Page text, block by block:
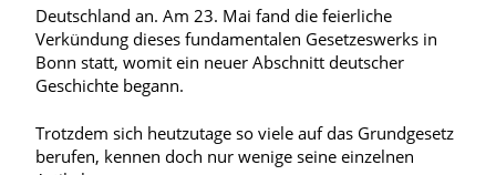
Deutschland an. Am 23. Mai fand die feierliche
Verkündung dieses fundamentalen Gesetzeswerks in
Bonn statt, womit ein neuer Abschnitt deutscher
Geschichte begann.
Trotzdem sich heutzutage so viele auf das Grundgesetz
berufen, kennen doch nur wenige seine einzelnen